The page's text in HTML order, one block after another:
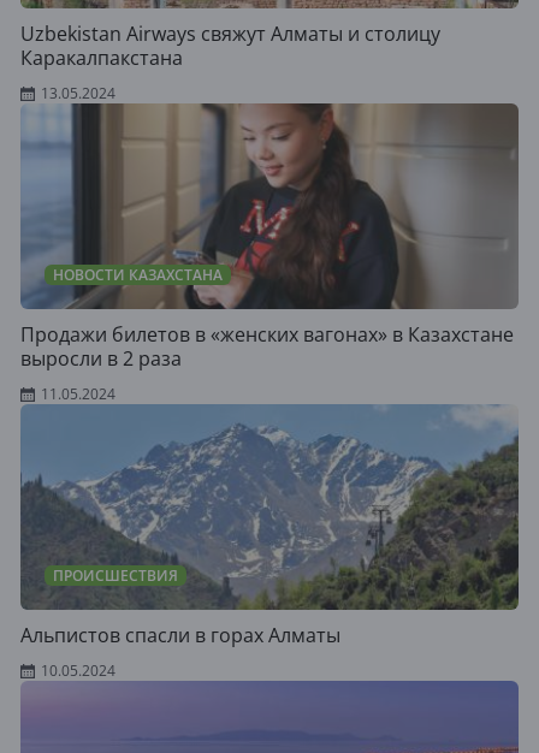
Uzbekistan Airways свяжут Алматы и столицу
Каракалпакстана
13.05.2024
НОВОСТИ КАЗАХСТАНА
Продажи билетов в «женских вагонах» в Казахстане
выросли в 2 раза
11.05.2024
ПРОИСШЕСТВИЯ
Альпистов спасли в горах Алматы
10.05.2024